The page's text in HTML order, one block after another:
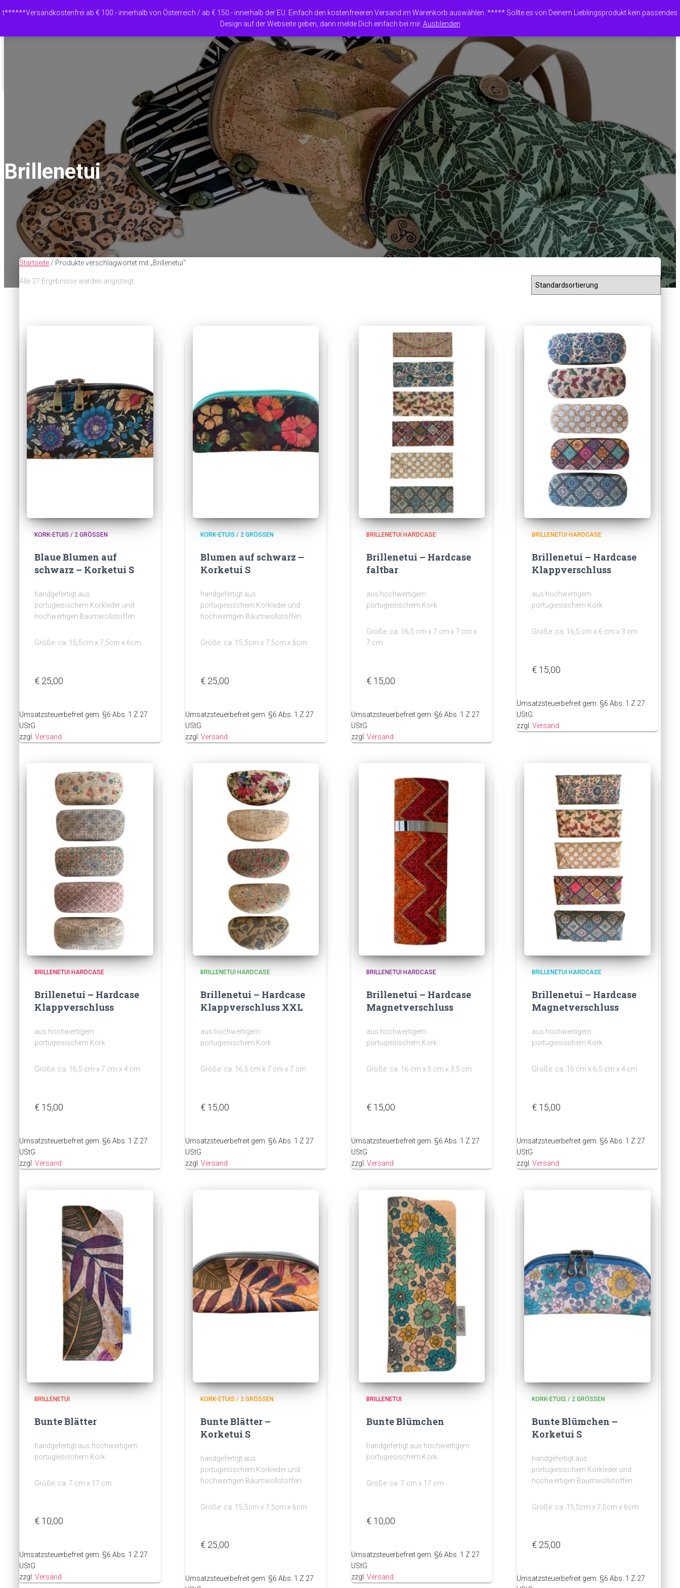
t******Versandkostenfrei ab € 100.- innerhalb von Österreich / ab € 150.- innerhalb der EU. Einfach den kostenfreieren Versand im Warenkorb auswählen. ***** Sollte es von Deinem Lieblingsprodukt kein passendes
Design auf der Webseite geben, dann melde Dich einfach bei mir. Ausblenden
Warenkorb
WALHAIE UND SCHILDKRÖTENTASCHEN / RUCKSÄCKEBRIEFTASCHENPOUCHESORGANIZER ANGEBOTE
Brillenetui
Startseite / Produkte verschlagwortet mit „Brillenetui“
Alle 37 Ergebnisse werden angezeigt
KORK-ETUIS / 2 GRÖSSEN
Blaue Blumen auf
schwarz – Korketui S
handgefertigt aus
portugiesischem Korkleder und
hochwertigen Baumwollstoffen
Größe: ca. 15,5cm x 7,5cm x 6cm
€ 25,00
Umsatzsteuerbefreit gem. §6 Abs. 1 Z 27
UStG
zzgl. Versand
KORK-ETUIS / 2 GRÖSSEN
Blumen auf schwarz –
Korketui S
handgefertigt aus
portugiesischem Korkleder und
hochwertigen Baumwollstoffen
Größe: ca. 15,5cm x 7,5cm x 6cm
€25,00
Umsatzsteuerbefreit gem. §6 Abs. 1 Z 27
UStG
zzgl. Versand
BRILLENETUI HARDCASE
Brillenetui – Hardcase
faltbar
aus hochwertigem
portugiesischem Kork
Größe: ca. 16,5 cm x 7 cm x 7 cm x
7 cm
€15,00
Umsatzsteuerbefreit gem. §6 Abs. 1 Z 27
UStG
zzgl. Versand
BRILLENETUI HARDCASE
Brillenetui – Hardcase
Klappverschluss
aus hochwertigem
portugiesischem Kork
Größe: ca. 16,5 cm x 6 cm x 3 cm
€ 15,00
Umsatzsteuerbefreit gem. §6 Abs. 1 Z 27
UStG
zzgl.Versand
BRILLENETUI HARDCASE
Brillenetui – Hardcase
Klappverschluss
aus hochwertigem
portugiesischem Kork
Größe: ca. 16,5 cm x 7 cm x 4 cm
€ 15,00
Umsatzsteuerbefreit gem. §6 Abs. 1 Z 27
UStG
zzgl. Versand
BRILLENETUI HARDCASE
Brillenetui – Hardcase
Klappverschluss XXL
aus hochwertigem
portugiesischem Kork
Größe: ca. 16,5 cm x 7 cm x 7 cm
€15,00
Umsatzsteuerbefreit gem. §6 Abs. 1 Z 27
UStG
zzgl. Versand
BRILLENETUI HARDCASE
Brillenetui – Hardcase
Magnetverschluss
aus hochwertigem
portugiesischem Kork
Größe: ca. 16 cm x 5 cm x 3,5 cm
€15,00
Umsatzsteuerbefreit gem. §6 Abs. 1 Z 27
UStG
zzgl. Versand
BRILLENETUI HARDCASE
Brillenetui – Hardcase
Magnetverschluss
aus hochwertigem
portugiesischem Kork
Größe: ca. 16 cm x 6,5 cm x 4 cm
€ 15,00
Umsatzsteuerbefreit gem. §6 Abs. 1 Z 27
UStG
zzgl.Versand
BRILLENETUI
Bunte Blätter
handgefertigt aus hochwertigem
portugiesischem Kork
Größe: ca. 7 cm x 17 cm
€ 10,00
Umsatzsteuerbefreit gem. §6 Abs. 1 Z 27
UStG
zzgl. Versand
KORK-ETUIS / 2 GRÖSSEN
Bunte Blätter –
Korketui S
handgefertigt aus
portugiesischem Korkleder und
hochwertigen Baumwollstoffen
Größe: ca. 15,5cm x 7,5cm x 6cm
€25,00
Umsatzsteuerbefreit gem. §6 Abs. 1 Z 27
BRILLENETUI
Bunte Blümchen
handgefertigt aus hochwertigem
portugiesischem Kork
Größe: ca. 7 cm x 17 cm
€10,00
Umsatzsteuerbefreit gem. §6 Abs. 1 Z 27
UStG
zzgl. Versand
KORK-ETUIS / 2 GRÖSSEN
Bunte Blümchen –
Korketui S
handgefertigt aus
portugiesischem Korkleder und
hochwertigen Baumwollstoffen
Größe: ca. 15,5cm x 7,5cm x 6cm
€ 25,00
Umsatzsteuerbefreit gem. §6 Abs. 1 Z 27